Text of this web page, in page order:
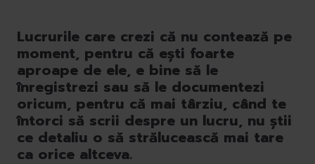
Lucrurile care crezi că nu contează pe
moment, pentru că ești foarte
aproape de ele, e bine să le
înregistrezi sau să le documentezi
oricum, pentru că mai târziu, când te
întorci să scrii despre un lucru, nu știi
ce detaliu o să strălucească mai tare
ca orice altceva.